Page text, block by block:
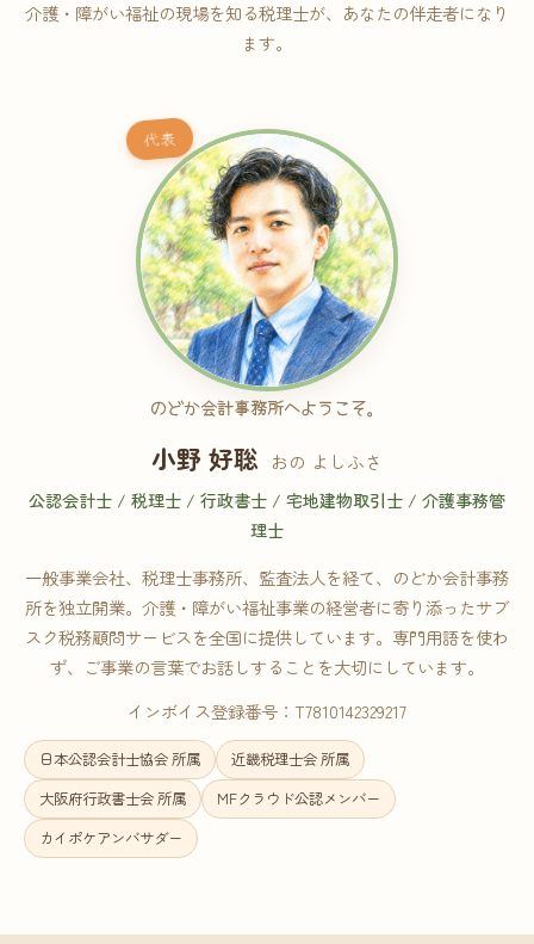
介護・障がい福祉の現場を知る税理士が、あなたの伴走者になり
ます。
代表
のどか会計事務所へようこそ。
小野 好聡 おの よしふさ
公認会計士 / 税理士 / 行政書士 / 宅地建物取引士 / 介護事務管
理士
一般事業会社、税理士事務所、監査法人を経て、のどか会計事務
所を独立開業。介護・障がい福祉事業の経営者に寄り添ったサブ
スク税務顧問サービスを全国に提供しています。専門用語を使わ
ず、ご事業の言葉でお話しすることを大切にしています。
インボイス登録番号：T7810142329217
日本公認会計士協会 所属
近畿税理士会 所属
大阪府行政書士会 所属
MFクラウド公認メンバー
カイポケアンバサダー